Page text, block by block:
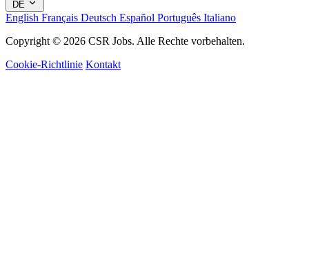
DE
English Français Deutsch Español Português Italiano
Copyright © 2026 CSR Jobs. Alle Rechte vorbehalten.
Cookie-Richtlinie Kontakt